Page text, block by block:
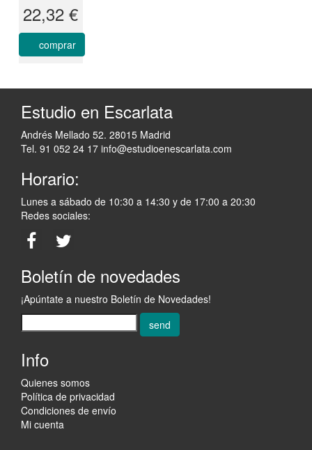
22,32 €
comprar
Estudio en Escarlata
Andrés Mellado 52. 28015 Madrid
Tel. 91 052 24 17 info@estudioenescarlata.com
Horario:
Lunes a sábado de 10:30 a 14:30 y de 17:00 a 20:30
Redes sociales:
Boletín de novedades
¡Apúntate a nuestro Boletín de Novedades!
send
Info
Quienes somos
Política de privacidad
Condiciones de envío
Mi cuenta